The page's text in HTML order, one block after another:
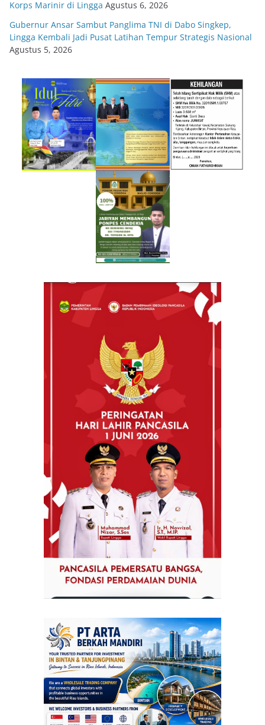
Korps Marinir di Lingga Agustus 6, 2026
Gubernur Ansar Sambut Panglima TNI di Dabo Singkep,
Lingga Kembali Jadi Pusat Latihan Tempur Strategis Nasional
Agustus 5, 2026